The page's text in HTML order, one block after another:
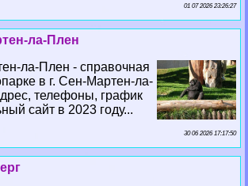
01 07 2026 23:26:27
ла-Плен
ла-Плен - справочная
в г. Сен-Мартен-ла-
телефоны, график
сайт в 2023 году...
30 06 2026 17:17:50